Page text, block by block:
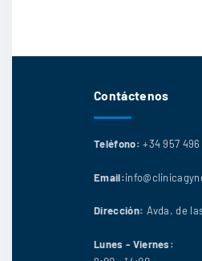
Contáctenos
Teléfono: +34 957
Email:
Dirección: Avda. de
Lunes - Viernes: